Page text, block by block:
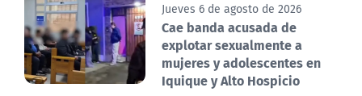
Jueves 6 de agosto de 2026
Cae banda acusada de
explotar sexualmente a
mujeres y adolescentes en
Iquique y Alto Hospicio